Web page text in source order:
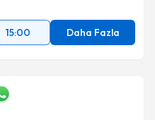
15:00 Daha Fazla